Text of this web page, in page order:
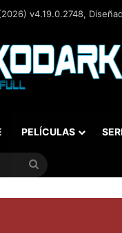
v4.19.0.2748,
PELÍCULAS
Buscar